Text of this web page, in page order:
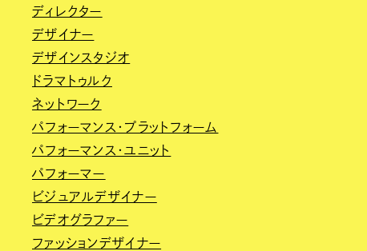
ディレクター
デザイナー
デザインスタジオ
ドラマトゥルク
ネットワーク
パフォーマンス・プラットフォーム
パフォーマンス・ユニット
パフォーマー
ビジュアルデザイナー
ビデオグラファー
ファッションデザイナー